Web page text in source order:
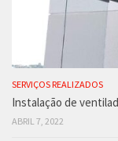
SERVIÇOS REALIZADOS
Instalação de
ABRIL 7, 2022